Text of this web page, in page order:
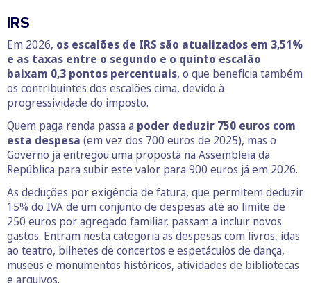
IRS
Em 2026, os escalões de IRS são atualizados em 3,51%
e as taxas entre o segundo e o quinto escalão
baixam 0,3 pontos percentuais, o que beneficia também
os contribuintes dos escalões cima, devido à
progressividade do imposto.
Quem paga renda passa a poder deduzir 750 euros com
esta despesa (em vez dos 700 euros de 2025), mas o
Governo já entregou uma proposta na Assembleia da
República para subir este valor para 900 euros já em 2026.
As deduções por exigência de fatura, que permitem deduzir
15% do IVA de um conjunto de despesas até ao limite de
250 euros por agregado familiar, passam a incluir novos
gastos. Entram nesta categoria as despesas com livros, idas
ao teatro, bilhetes de concertos e espetáculos de dança,
museus e monumentos históricos, atividades de bibliotecas
e arquivos.